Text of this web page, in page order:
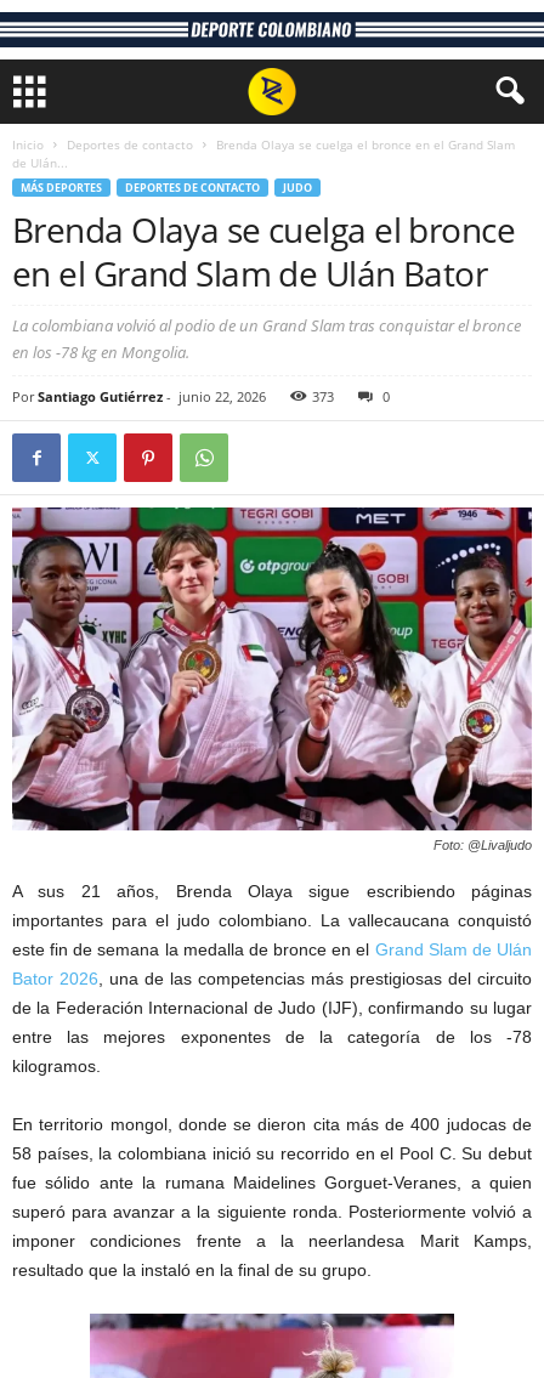
Inicio Deportes de contacto
Brenda Olaya se cuelga el bronce en el Grand Slam
de Ulán...
MÁS DEPORTES DEPORTES DE CONTACTO JUDO
Brenda Olaya se cuelga el bronce
en el Grand Slam de Ulán Bator
La colombiana volvió al podio de un Grand Slam tras conquistar el bronce
en los -78 kg en Mongolia.
Por Santiago Gutiérrez - junio 22, 2026 373 0
Foto: @Livaljudo
A sus 21 años, Brenda Olaya sigue escribiendo páginas
importantes para el judo colombiano. La vallecaucana conquistó
este fin de semana la medalla de bronce en el Grand Slam de Ulán
Bator 2026 , una de las competencias más prestigiosas del circuito
de la Federación Internacional de Judo (IJF), confirmando su lugar
entre las mejores exponentes de la categoría de los -78
kilogramos.
En territorio mongol, donde se dieron cita más de 400 judocas de
58 países, la colombiana inició su recorrido en el Pool C. Su debut
fue sólido ante la rumana Maidelines Gorguet-Veranes, a quien
superó para avanzar a la siguiente ronda. Posteriormente volvió a
imponer condiciones frente a la neerlandesa Marit Kamps,
resultado que la instaló en la final de su grupo.